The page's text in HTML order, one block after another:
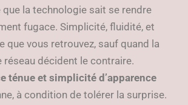
que la technologie sait se rendre
fugace. Simplicité, fluidité, et
que vous retrouvez, sauf quand la
réseau décident le contraire.
ténue et simplicité d’apparence
à condition de tolérer la surprise.